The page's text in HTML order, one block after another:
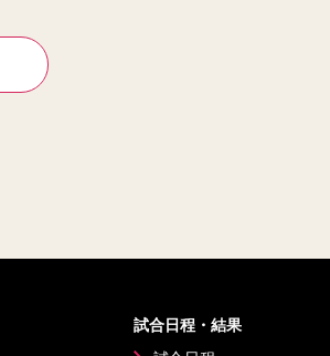
試合日程・結果